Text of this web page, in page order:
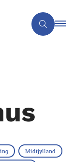
Midtjylland